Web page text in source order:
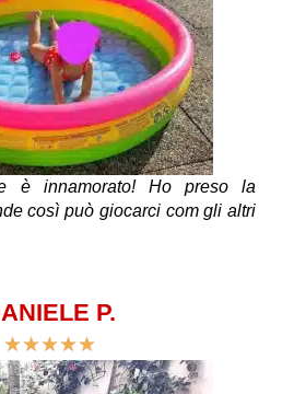
è innamorato! Ho preso la
così può giocarci com gli altri
P.
★★★★★